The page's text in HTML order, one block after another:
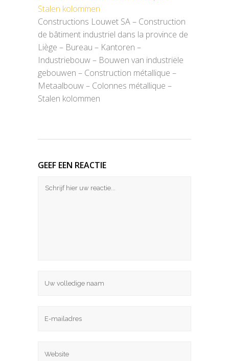
Constructions Louwet SA – Construction
de bâtiment industriel dans la province de
Liège – Bureau – Kantoren –
Industriebouw – Bouwen van industriële
gebouwen – Construction métallique –
Metaalbouw – Colonnes métallique –
Stalen kolommen
GEEF EEN REACTIE